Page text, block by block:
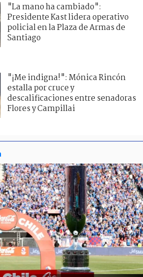
"La mano ha cambiado":
Presidente Kast lidera operativo
policial en la Plaza de Armas de
Santiago
"¡Me indigna!": Mónica Rincón
estalla por cruce y
descalificaciones entre senadoras
Flores y Campillai